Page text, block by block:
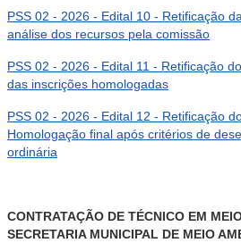
PSS 02 - 2026 - Edital 10 - Retificação
análise dos recursos pela comissão
PSS 02 - 2026 - Edital 11 - Retificação
das inscrições homologadas
PSS 02 - 2026 - Edital 12 - Retificação
Homologação final após critérios de
ordinária
CONTRATAÇÃO DE TÉCNICO EM
SECRETARIA MUNICIPAL DE MEIO